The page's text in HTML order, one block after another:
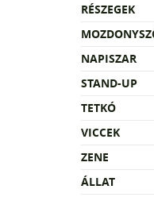
RÉSZEGEK
NAPISZAR
STAND-UP
TETKÓ
VICCEK
ZENE
ÁLLAT